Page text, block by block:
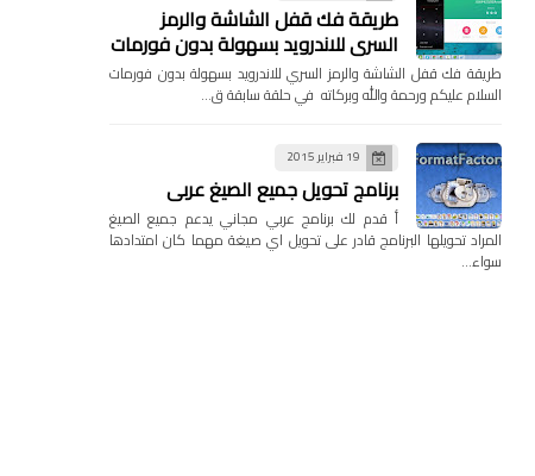
طريقة فك قفل الشاشة والرمز
السري للاندرويد بسهولة بدون فورمات
طريقة فك قفل الشاشة والرمز السري للاندرويد بسهولة بدون فورمات
السلام عليكم ورحمة والله وبركاته في حلقة سابقة ق…
19 فبراير 2015
برنامج تحويل جميع الصيغ عربي
أ قدم لك برنامج عربي مجاني يدعم جميع الصيغ
المراد تحويلها البرنامج قادر على تحويل اي صيغة مهما كان امتدادها
سواء…